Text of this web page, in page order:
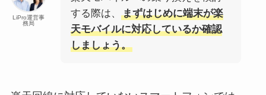
LiPro運営事
務局
する際は、
まずはじめに端末が楽
天モバイルに対応しているか確認
しましょう。